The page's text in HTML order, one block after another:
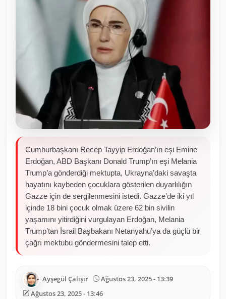
Kamu Kurumları ve Üst Kurullar
Cumhurbaşkanı Recep Tayyip Erdoğan’ın eşi Emine
Erdoğan, ABD Başkanı Donald Trump’ın eşi Melania
Trump’a gönderdiği mektupta, Ukrayna’daki savaşta
hayatını kaybeden çocuklara gösterilen duyarlılığın
Gazze için de sergilenmesini istedi. Gazze’de iki yıl
içinde 18 bini çocuk olmak üzere 62 bin sivilin
yaşamını yitirdiğini vurgulayan Erdoğan, Melania
Trump’tan İsrail Başbakanı Netanyahu’ya da güçlü bir
çağrı mektubu göndermesini talep etti.
Ayşegül Çalışır
Ağustos 23, 2025 - 13:39
Ağustos 23, 2025 - 13:46